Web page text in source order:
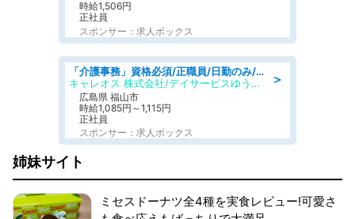
時給1,506円
正社員
スポンサー：求人ボックス
＞
「介護事務」資格必須/正職員/日勤のみ/デイサービス
キャレオス 株式会社/デイサービスゆうゆう南本庄
広島県 福山市
時給1,085円～1,115円
正社員
スポンサー：求人ボックス
姉妹サイト
ミセスドーナツ全4種を実食レビュー!可愛さ